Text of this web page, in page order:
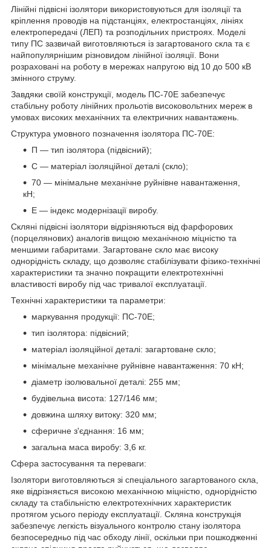
Лінійні підвісні ізолятори використовуються для ізоляції та
кріплення проводів на підстанціях, електростанціях, лініях
електропередачі (ЛЕП) та розподільних пристроях. Моделі
типу ПС зазвичай виготовляються із загартованого скла та є
найпопулярнішим різновидом лінійної ізоляції. Вони
розраховані на роботу в мережах напругою від 10 до 500 кВ
змінного струму.
Завдяки своїй конструкції, модель ПС-70Е забезпечує
стабільну роботу лінійних прольотів високовольтних мереж в
умовах високих механічних та електричних навантажень.
Структура умовного позначення ізолятора ПС-70Е:
П — тип ізолятора (підвісний);
С — матеріал ізоляційної деталі (скло);
70 — мінімальне механічне руйнівне навантаження,
кН;
Е — індекс модернізації виробу.
Скляні підвісні ізолятори відрізняються від фарфорових
(порцелянових) аналогів вищою механічною міцністю та
меншими габаритами. Загартоване скло має високу
однорідність складу, що дозволяє стабілізувати фізико-технічні
характеристики та значно покращити електротехнічні
властивості виробу під час тривалої експлуатації.
Технічні характеристики та параметри:
маркування продукції: ПС-70Е;
тип ізолятора: підвісний;
матеріал ізоляційної деталі: загартоване скло;
мінімальне механічне руйнівне навантаження: 70 кН;
діаметр ізолювальної деталі: 255 мм;
будівельна висота: 127/146 мм;
довжина шляху витоку: 320 мм;
сферичне з'єднання: 16 мм;
загальна маса виробу: 3,6 кг.
Сфера застосування та переваги:
Ізолятори виготовляються зі спеціального загартованого скла,
яке відрізняється високою механічною міцністю, однорідністю
складу та стабільністю електротехнічних характеристик
протягом усього періоду експлуатації. Скляна конструкція
забезпечує легкість візуального контролю стану ізолятора
безпосередньо під час обходу лінії, оскільки при пошкодженні